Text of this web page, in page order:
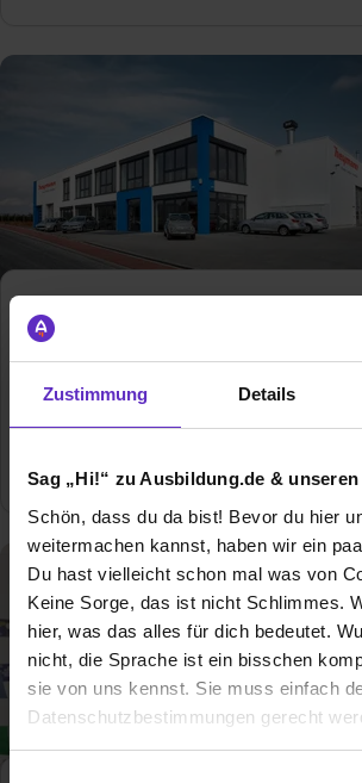
Zustimmung Details
Sag „Hi!“ zu Ausbildung.de &
Schön, dass du da bist! Bevor du hier
weitermachen kannst, haben wir ein
Du hast vielleicht schon mal was von
Keine Sorge, das ist nicht Schlimmes.
hier, was das alles für dich bedeutet.
nicht, die Sprache ist ein bisschen
sie von uns kennst. Sie muss einfach
Datenschutzbestimmungen gerecht
Ausbildung bei
freie Ausbildungsplätze